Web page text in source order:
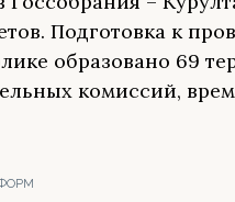
Подготовка к
образовано 69
комиссий,